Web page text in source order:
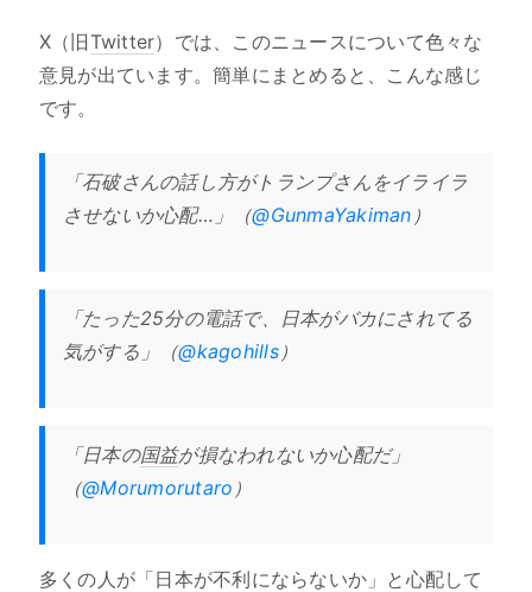
X（旧Twitter）では、このニュースについて色々な
意見が出ています。簡単にまとめると、こんな感じ
です。
「石破さんの話し方がトランプさんをイライラ
させないか心配…」（@GunmaYakiman ）
「たった25分の電話で、日本がバカにされてる
気がする」（@kagohills）
「日本の国益が損なわれないか心配だ」
（@Morumorutaro ）
多くの人が「日本が不利にならないか」と心配して